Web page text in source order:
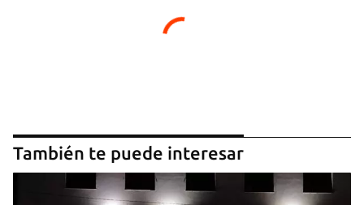
También te puede interesar